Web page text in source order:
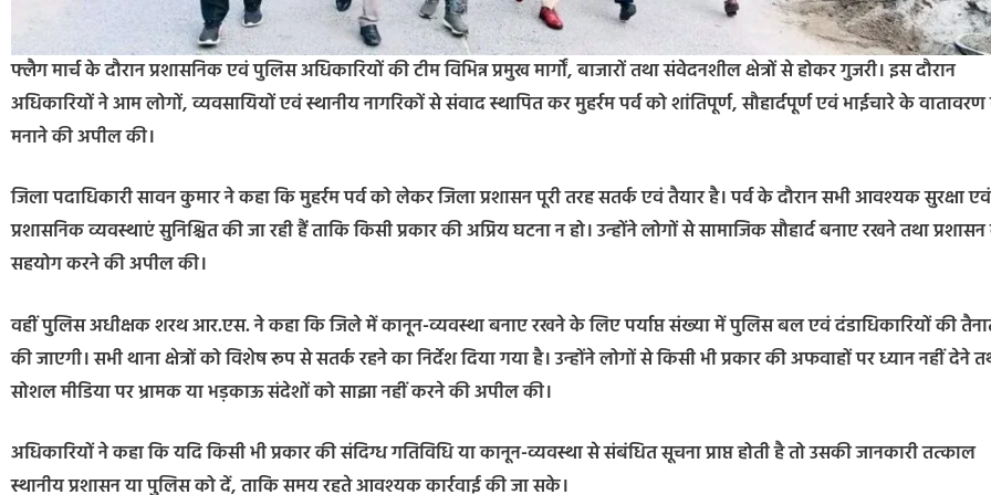
फ्लैग मार्च के दौरान प्रशासनिक एवं पुलिस अधिकारियों की टीम विभिन्न प्रमुख मार्गों, बाजारों तथा संवेदनशील क्षेत्रों से होकर गुजरी। इस दौरान
अधिकारियों ने आम लोगों, व्यवसायियों एवं स्थानीय नागरिकों से संवाद स्थापित कर मुहर्रम पर्व को शांतिपूर्ण, सौहार्दपूर्ण एवं भाईचारे के
मनाने की अपील की।
जिला पदाधिकारी सावन कुमार ने कहा कि मुहर्रम पर्व को लेकर जिला प्रशासन पूरी तरह सतर्क एवं तैयार है। पर्व के दौरान सभी आवश्यक सुरक्षा एवं
प्रशासनिक व्यवस्थाएं सुनिश्चित की जा रही हैं ताकि किसी प्रकार की अप्रिय घटना न हो। उन्होंने लोगों से सामाजिक सौहार्द बनाए रखने तथा
सहयोग करने की अपील की।
वहीं पुलिस अधीक्षक शरथ आर.एस. ने कहा कि जिले में कानून-व्यवस्था बनाए रखने के लिए पर्याप्त संख्या में पुलिस बल एवं दंडाधिकारियों की
की जाएगी। सभी थाना क्षेत्रों को विशेष रूप से सतर्क रहने का निर्देश दिया गया है। उन्होंने लोगों से किसी भी प्रकार की अफवाहों पर ध्यान नहीं देने
सोशल मीडिया पर भ्रामक या भड़काऊ संदेशों को साझा नहीं करने की अपील की।
अधिकारियों ने कहा कि यदि किसी भी प्रकार की संदिग्ध गतिविधि या कानून-व्यवस्था से संबंधित सूचना प्राप्त होती है तो उसकी जानकारी तत्काल
स्थानीय प्रशासन या पुलिस को दें, ताकि समय रहते आवश्यक कार्रवाई की जा सके।